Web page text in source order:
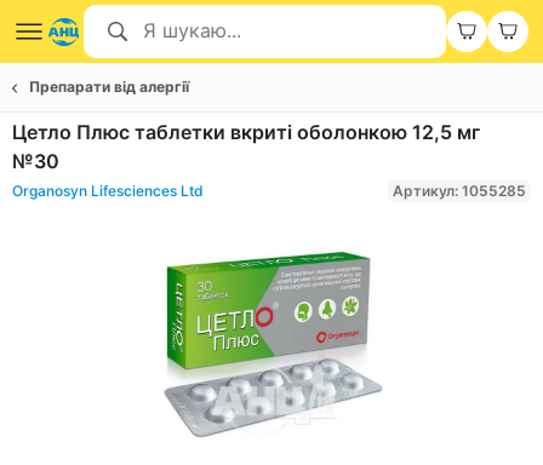
Препарати від алергії
Цетло Плюс таблетки вкриті оболонкою 12,5 мг
№30
Organosyn Lifesciences Ltd Артикул: 1055285